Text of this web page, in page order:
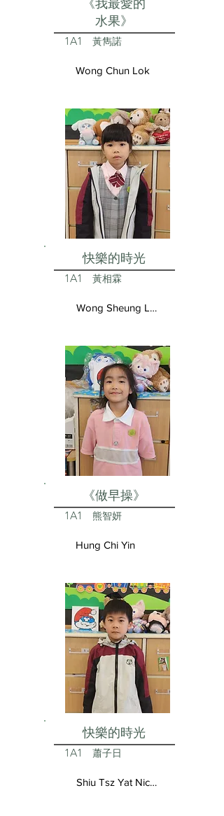
水果》
1A1 黃雋諾
Wong Chun Lok
快樂的時光
1A1 黃相霖
Wong Sheung Lam
《做早操》
1A1 熊智妍
Hung Chi Yin
快樂的時光
1A1 蕭子日
Shiu Tsz Yat Nicolas